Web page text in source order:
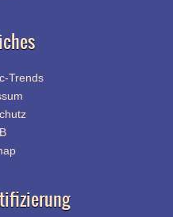
Trends